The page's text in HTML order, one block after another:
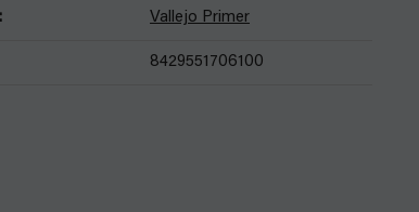
: Vallejo Primer
8429551706100